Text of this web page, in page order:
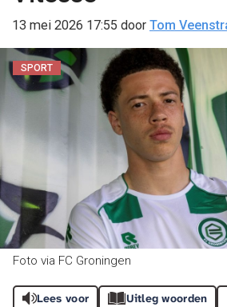
13 mei 2026 17:55 door Tom
SPORT
Foto via FC Groningen
Lees voor Uitleg woorden